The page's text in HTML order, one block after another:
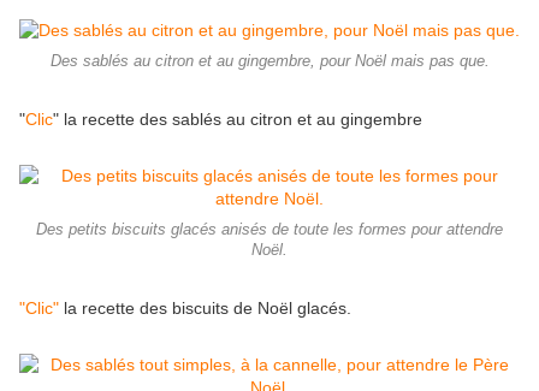
Des sablés au citron et au gingembre, pour Noël mais pas que.
"Clic" la recette des sablés au citron et au gingembre
Des petits biscuits glacés anisés de toute les formes pour attendre
Noël.
"Clic" la recette des biscuits de Noël glacés.